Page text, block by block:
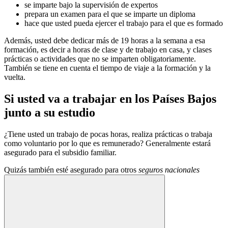
se imparte bajo la supervisión de expertos
prepara un examen para el que se imparte un diploma
hace que usted pueda ejercer el trabajo para el que es formado
Además, usted debe dedicar más de 19 horas a la semana a esa
formación, es decir a horas de clase y de trabajo en casa, y clases
prácticas o actividades que no se imparten obligatoriamente.
También se tiene en cuenta el tiempo de viaje a la formación y la
vuelta.
Si usted va a trabajar en los Países Bajos
junto a su estudio
¿Tiene usted un trabajo de pocas horas, realiza prácticas o trabaja
como voluntario por lo que es remunerado? Generalmente estará
asegurado para el subsidio familiar.
Quizás también esté asegurado para otros seguros nacionales